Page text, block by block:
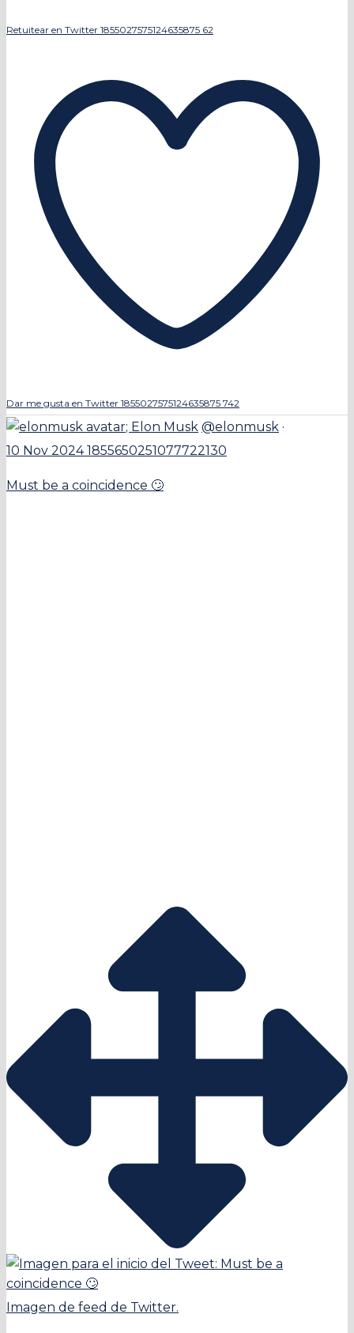
Retuitear en Twitter 1855027575124635875 62
Dar me gusta en Twitter 1855027575124635875 742
; Elon Musk @elonmusk ·
10 Nov 20241855650251077722130
Must be a coincidence 🙄
Imagen de feed de Twitter.